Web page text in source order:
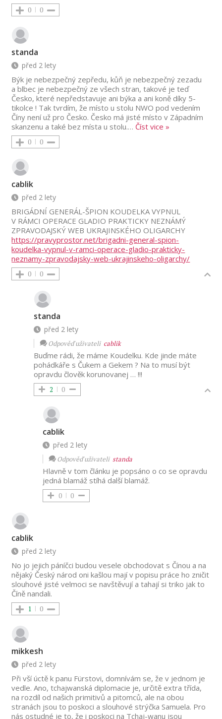
0 0
standa
před 2 lety
Býk je nebezpečný zepředu, kůň je nebezpečný zezadu
a blbec je nebezpečný ze všech stran, takové je teď
Česko, které nepředstavuje ani býka a ani koně díky 5-
tikolce ! Tak tvrdím, že místo u stolu NWO pod vedením
Číny není už pro Česko. Česko má jisté místo v Západním
skanzenu a také bez místa u stolu.… Číst vice »
0 0
cablik
před 2 lety
BRIGÁDNÍ GENERÁL-ŠPION KOUDELKA VYPNUL
V RÁMCI OPERACE GLADIO PRAKTICKY NEZNÁMÝ
ZPRAVODAJSKÝ WEB UKRAJINSKÉHO OLIGARCHY
https://pravyprostor.net/brigadni-general-spion-
koudelka-vypnul-v-ramci-operace-gladio-prakticky-
neznamy-zpravodajsky-web-ukrajinskeho-oligarchy/
0 0
standa
před 2 lety
Odpověď uživateli cablik
Buďme rádi, že máme Koudelku. Kde jinde máte
pohádkáře s Čukem a Gekem ? Na to musí být
opravdu člověk korunovanej … !!!
2 0
cablik
před 2 lety
Odpověď uživateli standa
Hlavně v tom článku je popsáno o co se opravdu
jedná blamáž stíhá další blamáž.
0 0
cablik
před 2 lety
No jo jejich páníčci budou vesele obchodovat s Čínou a na
nějaký Český národ oni kašlou mají v popisu práce ho zničit
slouhové jisté velmoci se navštěvují a tahají si triko jak to
Číně nandali.
1 0
mikkesh
před 2 lety
Při vší úctě k panu Fürstovi, domnívám se, že v jednom je
vedle. Ano, tchajwanská diplomacie je, určitě extra třída,
na rozdíl od našich primitivů a pitomců, ale na obou
stranách jsou to poskoci a slouhové strýčka Samuela. Pro
nás ostudné je to, že i poskoci na Tchaj-wanu jsou